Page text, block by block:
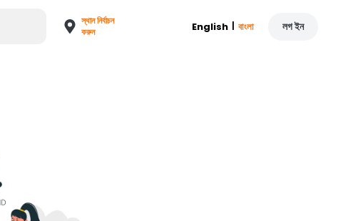
স্থান নির্বাচন
করুন
English | বাংলা লগ ইন